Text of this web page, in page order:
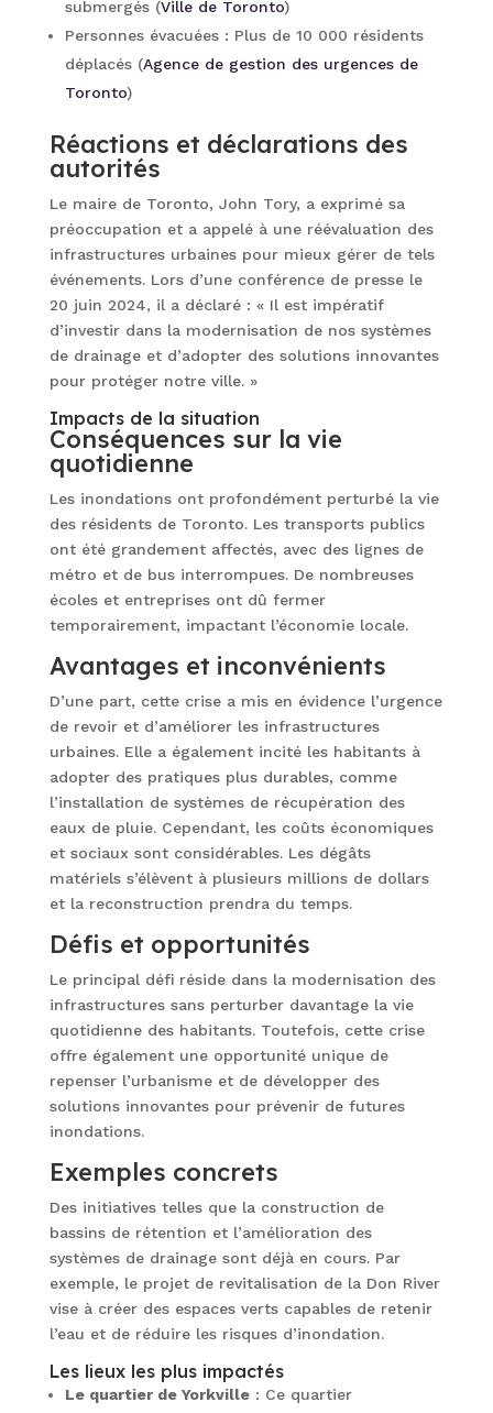
submergés (Ville de Toronto)
Personnes évacuées : Plus de 10 000 résidents
déplacés (Agence de gestion des urgences de
Toronto)
Réactions et déclarations des
autorités
Le maire de Toronto, John Tory, a exprimé sa
préoccupation et a appelé à une réévaluation des
infrastructures urbaines pour mieux gérer de tels
événements. Lors d’une conférence de presse le
20 juin 2024, il a déclaré : « Il est impératif
d’investir dans la modernisation de nos systèmes
de drainage et d’adopter des solutions innovantes
pour protéger notre ville. »
Impacts de la situation
Conséquences sur la vie
quotidienne
Les inondations ont profondément perturbé la vie
des résidents de Toronto. Les transports publics
ont été grandement affectés, avec des lignes de
métro et de bus interrompues. De nombreuses
écoles et entreprises ont dû fermer
temporairement, impactant l’économie locale.
Avantages et inconvénients
D’une part, cette crise a mis en évidence l’urgence
de revoir et d’améliorer les infrastructures
urbaines. Elle a également incité les habitants à
adopter des pratiques plus durables, comme
l’installation de systèmes de récupération des
eaux de pluie. Cependant, les coûts économiques
et sociaux sont considérables. Les dégâts
matériels s’élèvent à plusieurs millions de dollars
et la reconstruction prendra du temps.
Défis et opportunités
Le principal défi réside dans la modernisation des
infrastructures sans perturber davantage la vie
quotidienne des habitants. Toutefois, cette crise
offre également une opportunité unique de
repenser l’urbanisme et de développer des
solutions innovantes pour prévenir de futures
inondations.
Exemples concrets
Des initiatives telles que la construction de
bassins de rétention et l’amélioration des
systèmes de drainage sont déjà en cours. Par
exemple, le projet de revitalisation de la Don River
vise à créer des espaces verts capables de retenir
l’eau et de réduire les risques d’inondation.
Les lieux les plus impactés
Le quartier de Yorkville: Ce quartier